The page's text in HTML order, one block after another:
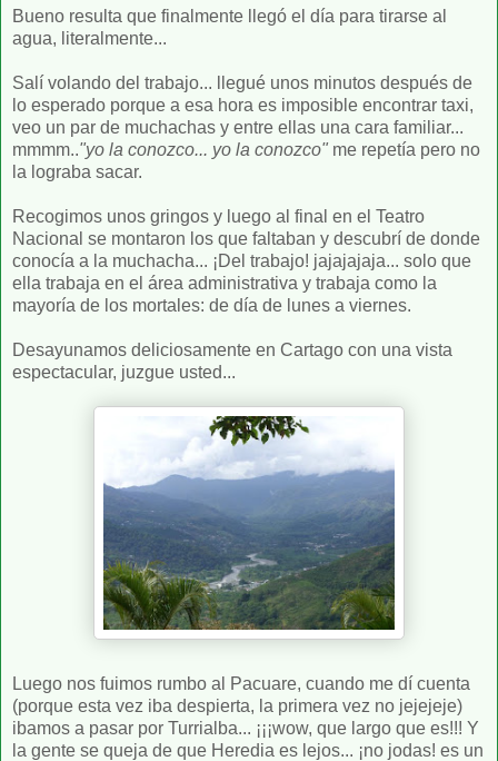
Bueno resulta que finalmente llegó el día para tirarse al
agua, literalmente...
Salí volando del trabajo... llegué unos minutos después de
lo esperado porque a esa hora es imposible encontrar taxi,
veo un par de muchachas y entre ellas una cara familiar...
mmmm.."yo la conozco... yo la conozco" me repetía pero no
la lograba sacar.
Recogimos unos gringos y luego al final en el Teatro
Nacional se montaron los que faltaban y descubrí de donde
conocía a la muchacha... ¡Del trabajo! jajajajaja... solo que
ella trabaja en el área administrativa y trabaja como la
mayoría de los mortales: de día de lunes a viernes.
Desayunamos deliciosamente en Cartago con una vista
espectacular, juzgue usted...
Luego nos fuimos rumbo al Pacuare, cuando me dí cuenta
(porque esta vez iba despierta, la primera vez no jejejeje)
ibamos a pasar por Turrialba... ¡¡¡wow, que largo que es!!! Y
la gente se queja de que Heredia es lejos... ¡no jodas! es un